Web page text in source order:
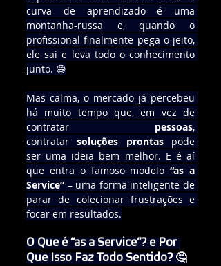
curva de aprendizado é uma
montanha-russa e, quando o
profissional finalmente pega o jeito,
ele sai e leva todo o conhecimento
junto. 😅
Mas calma, o mercado já percebeu
há muito tempo que, em vez de
contratar pessoas,
contratar soluções prontas pode
ser uma ideia bem melhor. E é aí
que entra o famoso modelo “as a
Service” – uma forma inteligente de
parar de colecionar frustrações e
focar em resultados.
O Que é “as a Service”? e Por
Que Isso Faz Todo Sentido? 🤔